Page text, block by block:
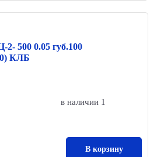
500 0.05 губ.100
КЛБ
в наличии 1
В корзину